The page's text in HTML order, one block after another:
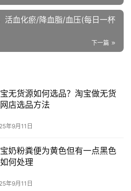
活血化瘀/降血脂/血压(每日一杯
下一篇
无货源如何选品？淘宝做无货
店选品方法
年9月11日
奶粉粪便为黄色但有一点黑色
何处理
年9月11日